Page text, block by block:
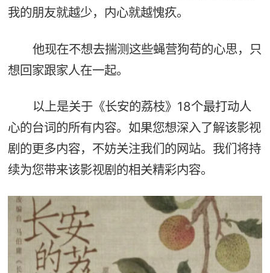
我的朋友就越少，内心就越愧疚。
他现在不想去揣测这些蝇营狗苟的心思，只
想回家跟家人在一起。
以上是关于《长安的荔枝》18个最打动人
心的台词的所有内容。如果您想深入了解该影视
剧的更多内容，不妨关注我们的网站。我们将持
续为您带来该影视剧的相关精彩内容。